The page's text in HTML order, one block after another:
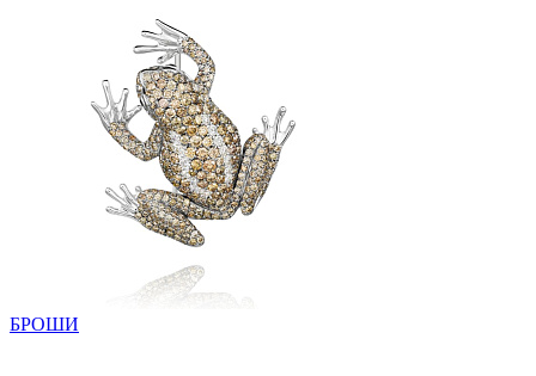
БРОШИ